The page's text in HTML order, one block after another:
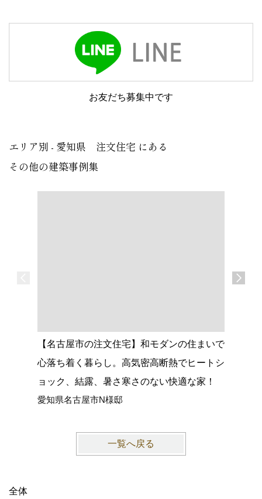
お友だち募集中です
エリア別 - 愛知県 注文住宅 にある
その他の建築事例集
【名古屋市の注文住宅】和モダンの住まいで
心落ち着く暮らし。高気密高断熱でヒートシ
ョック、結露、暑さ寒さのない快適な家！
愛知県名古屋市N様邸
一覧へ戻る
全体